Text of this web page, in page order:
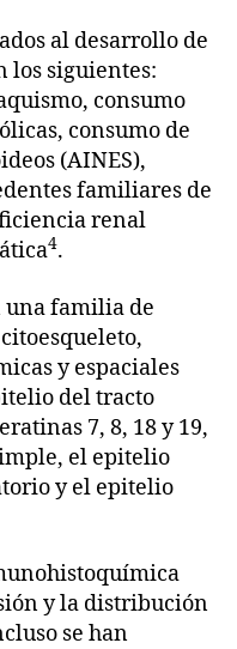
al desarrollo de
los siguientes:
consumo
consumo de
(AINES),
familiares de
renal
4.
una familia de
y espaciales
del tracto
7, 8, 18 y 19,
el epitelio
y el epitelio
y la distribución
se han